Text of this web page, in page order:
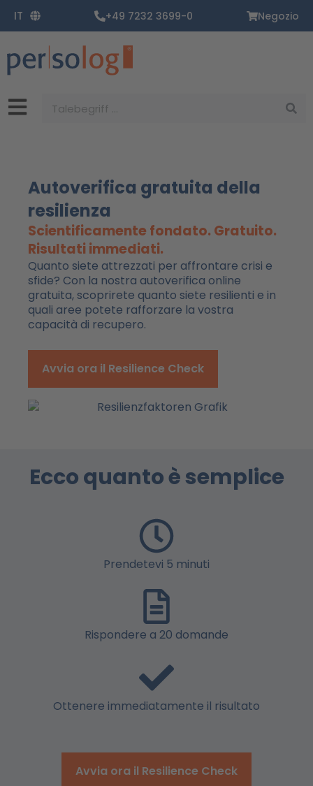
contenuto
IT +49 7232 3699-0 Negozio
Autoverifica gratuita della
resilienza
Scientificamente fondato. Gratuito.
Risultati immediati.
Quanto siete attrezzati per affrontare crisi e
sfide? Con la nostra autoverifica online
gratuita, scoprirete quanto siete resilienti e in
quali aree potete rafforzare la vostra
capacità di recupero.
Avvia ora il Resilience Check
Ecco quanto è semplice
Prendetevi 5 minuti
Rispondere a 20 domande
Ottenere immediatamente il risultato
Avvia ora il Resilience Check